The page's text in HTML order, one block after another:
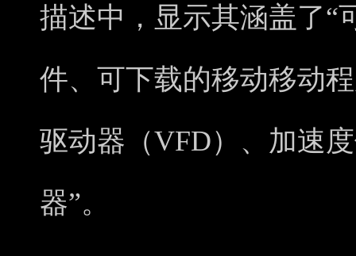
描述中，显示其涵盖了“
件、可下载的移动移动
驱动器（VFD）、加速
器”。